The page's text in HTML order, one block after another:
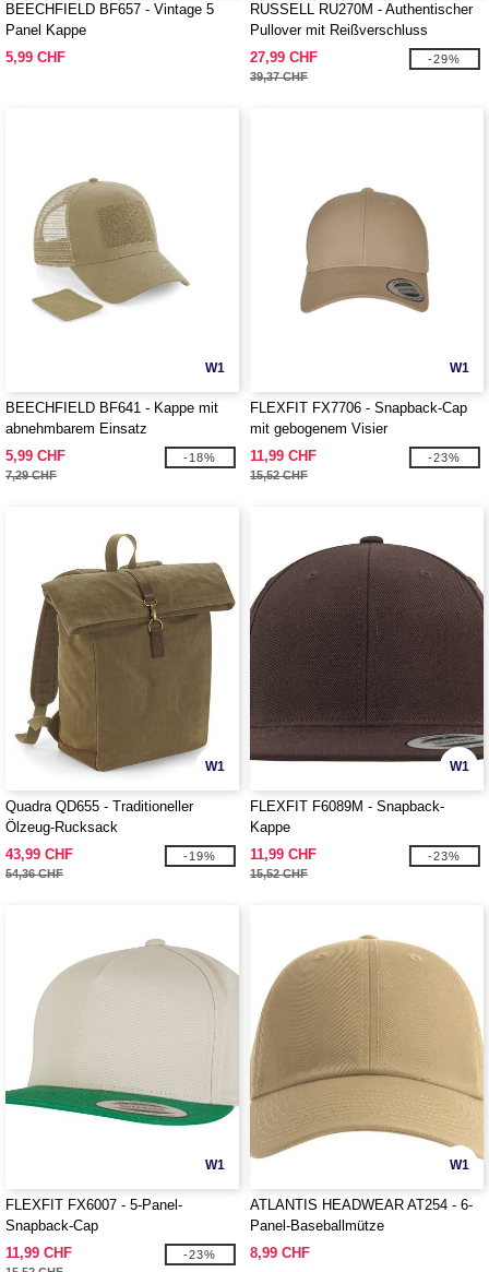
BEECHFIELD BF657 - Vintage 5
Panel Kappe
5,99 CHF
RUSSELL RU270M - Authentischer
Pullover mit Reißverschluss
27,99 CHF
39,37 CHF
-29%
W1
BEECHFIELD BF641 - Kappe mit
abnehmbarem Einsatz
5,99 CHF
7,29 CHF
-18%
W1
FLEXFIT FX7706 - Snapback-Cap
mit gebogenem Visier
11,99 CHF
15,52 CHF
-23%
W1
Quadra QD655 - Traditioneller
Ölzeug-Rucksack
43,99 CHF
54,36 CHF
-19%
W1
FLEXFIT F6089M - Snapback-
Kappe
11,99 CHF
15,52 CHF
-23%
W1
FLEXFIT FX6007 - 5-Panel-
Snapback-Cap
11,99 CHF
-23%
W1
ATLANTIS HEADWEAR AT254 - 6-
Panel-Baseballmütze
8,99 CHF